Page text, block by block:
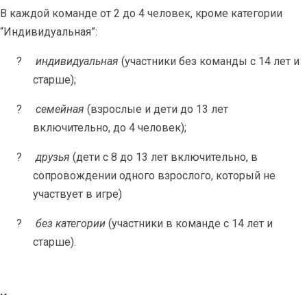
В каждой команде от 2 до 4 человек, кроме категории
“Индивидуальная”:
? индивидуальная (участники без команды с 14 лет и
старше);
? семейная (взрослые и дети до 13 лет
включительно, до 4 человек);
? друзья (дети с 8 до 13 лет включительно, в
сопровождении одного взрослого, который не
участвует в игре)
? без категории (участники в команде с 14 лет и
старше).